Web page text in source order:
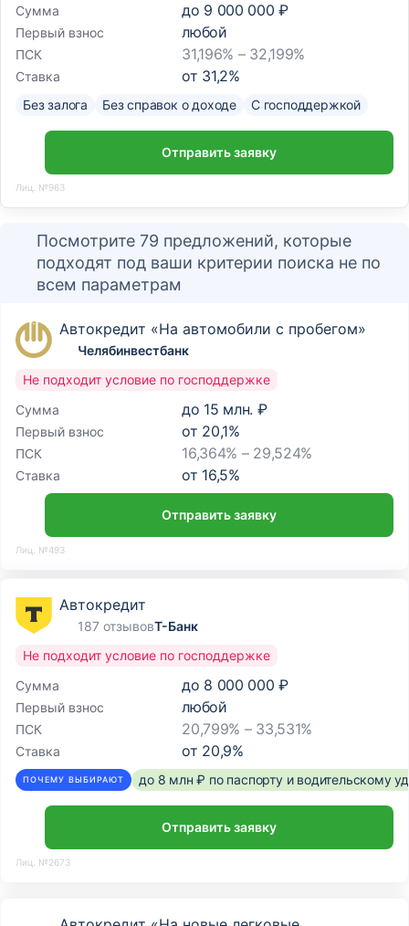
Сумма
до 9 000 000 ₽
Первый взнос любой
ПСК 31,196% – 32,199%
Ставка от 31,2%
Без залога Без справок о доходе С господдержкой
Отправить заявку
Лиц. №963
Посмотрите 79 предложений, которые
подходят под ваши критерии поиска не по
всем параметрам
Автокредит «На автомобили с пробегом»
Челябинвестбанк
Сумма до 15 млн. ₽
Первый взнос от 20,1%
ПСК 16,364% – 29,524%
Ставка от 16,5%
Не подходит условие по господдержке
Отправить заявку
Лиц. №493
Автокредит
187 отзывовТ-Банк
Сумма до 8 000 000 ₽
Первый взнос любой
ПСК 20,799% – 33,531%
Ставка от 20,9%
Не подходит условие по господдержке
ПОЧЕМУ ВЫБИРАЮТ до 8 млн ₽ по паспорту и водительскому
Отправить заявку
Лиц. №2673